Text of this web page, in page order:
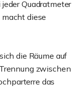
Quadratmeter
diese
die Räume auf
zwischen
das